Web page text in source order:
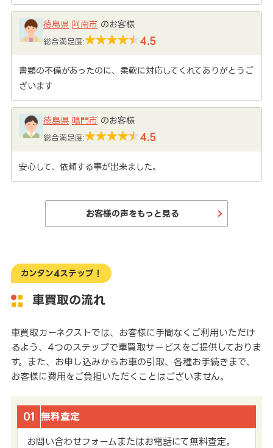
徳島県 阿南市 のお客様
総合満足度: 4.5
書類の不備があったのに、柔軟に対応してくれてありがとうご
ざいます
徳島県 鳴門市 のお客様
総合満足度: 4.5
安心して、依頼する事が出来ました。
お客様の声をもっと見る
カンタン4ステップ！
車買取の流れ
車買取カーネクストでは、お客様に手間なくご利用いただけ
るよう、4つのステップで車買取サービスをご提供しておりま
す。また、お申し込みからお車の引取、各種お手続きまで、
お客様に費用をご負担いただくことはございません。
01 無料査定
お問い合わせフォームまたはお電話にて無料査定。